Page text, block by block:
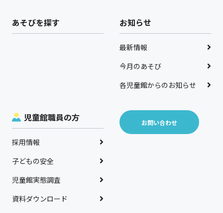
あそびを探す お知らせ
最新情報
今月のあそび
各児童館からのお知らせ
児童館職員の方
採用情報
子どもの安全
児童館実態調査
資料ダウンロード
お問い合わせ